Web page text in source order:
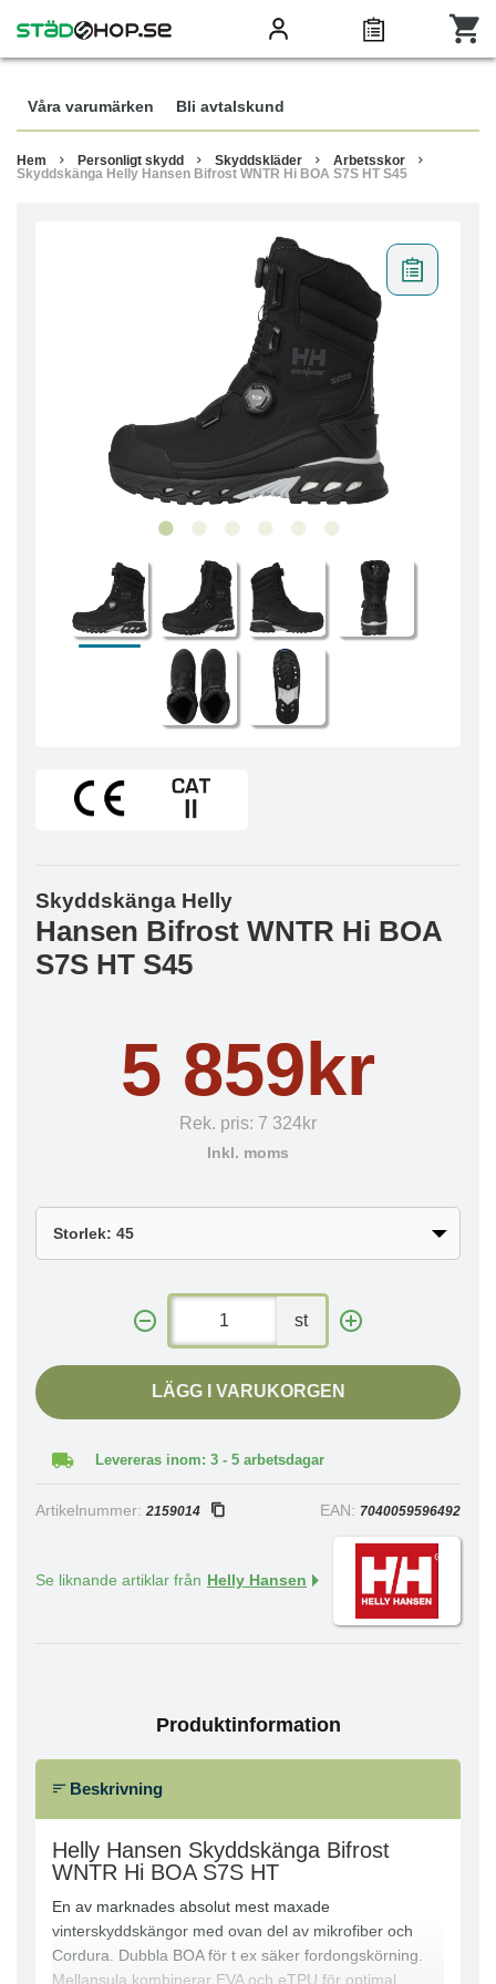
Våra varumärken Bli avtalskund
Hem Personligt skydd Skyddskläder
Arbetsskor
Skyddskänga Helly Hansen Bifrost WNTR Hi BOA S7S HT S45
Skyddskänga Helly
Hansen Bifrost WNTR Hi BOA
S7S HT S45
5 859kr
Rek. pris: 7 324kr
Inkl. moms
st
LÄGG I VARUKORGEN
Levereras inom: 3 - 5 arbetsdagar
Artikelnummer: 2159014 EAN: 7040059596492
Se liknande artiklar från Helly Hansen
Produktinformation
Beskrivning
Helly Hansen Skyddskänga Bifrost
WNTR Hi BOA S7S HT
En av marknades absolut mest maxade
vinterskyddskängor med ovan del av mikrofiber och
Cordura. Dubbla BOA för t ex säker fordongskörning.
Mellansula kombinerar EVA och eTPU för optimal